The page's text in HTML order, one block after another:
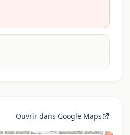
Ouvrir dans Google Maps